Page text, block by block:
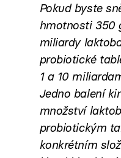
Pokud byste
hmotnosti 350
miliardy
probiotické
1 a 10
Jedno balení
množství
probiotickým
konkrétním